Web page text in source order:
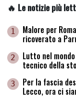
🔥 Le notizie più
1 Malore per
ricoverato a
2 Lutto nel
tecnico della
3 Per la fascia
Lecco, ora ci